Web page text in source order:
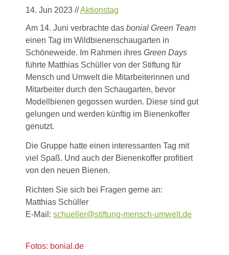
14. Jun 2023 //Aktionstag
Am 14. Juni verbrachte das bonial Green Team
einen Tag im Wildbienenschaugarten in
Schöneweide. Im Rahmen ihres Green Days
führte Matthias Schüller von der Stiftung für
Mensch und Umwelt die Mitarbeiterinnen und
Mitarbeiter durch den Schaugarten, bevor
Modellbienen gegossen wurden. Diese sind gut
gelungen und werden künftig im Bienenkoffer
genutzt.
Die Gruppe hatte einen interessanten Tag mit
viel Spaß. Und auch der Bienenkoffer profitiert
von den neuen Bienen.
Richten Sie sich bei Fragen gerne an:
Matthias Schüller
E-Mail: schueller@stiftung-mensch-umwelt.de
Fotos: bonial.de